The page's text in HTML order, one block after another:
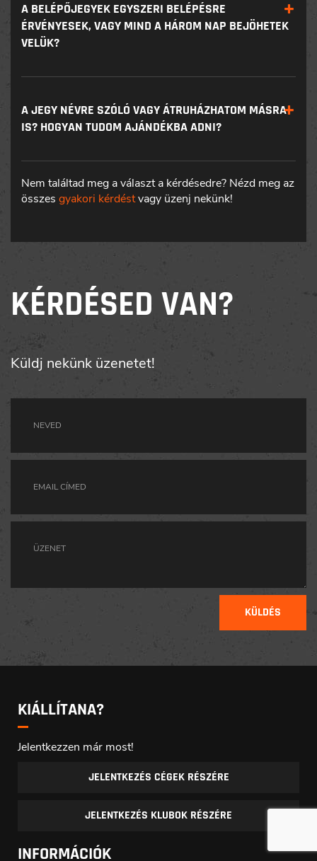
A BELÉPŐJEGYEK EGYSZERI BELÉPÉSRE
ÉRVÉNYESEK, VAGY MIND A HÁROM NAP BEJÖHETEK
VELÜK?
A JEGY NÉVRE SZÓLÓ VAGY ÁTRUHÁZHATOM MÁSRA
IS? HOGYAN TUDOM AJÁNDÉKBA ADNI?
Nem találtad meg a választ a kérdésedre? Nézd meg az
összes gyakori kérdéstvagy üzenj nekünk!
KÉRDÉSED VAN?
Küldj nekünk üzenetet!
KÜLDÉS
KIÁLLÍTANA?
Jelentkezzen már most!
JELENTKEZÉS CÉGEK RÉSZÉRE
JELENTKEZÉS KLUBOK RÉSZÉRE
INFORMÁCIÓK